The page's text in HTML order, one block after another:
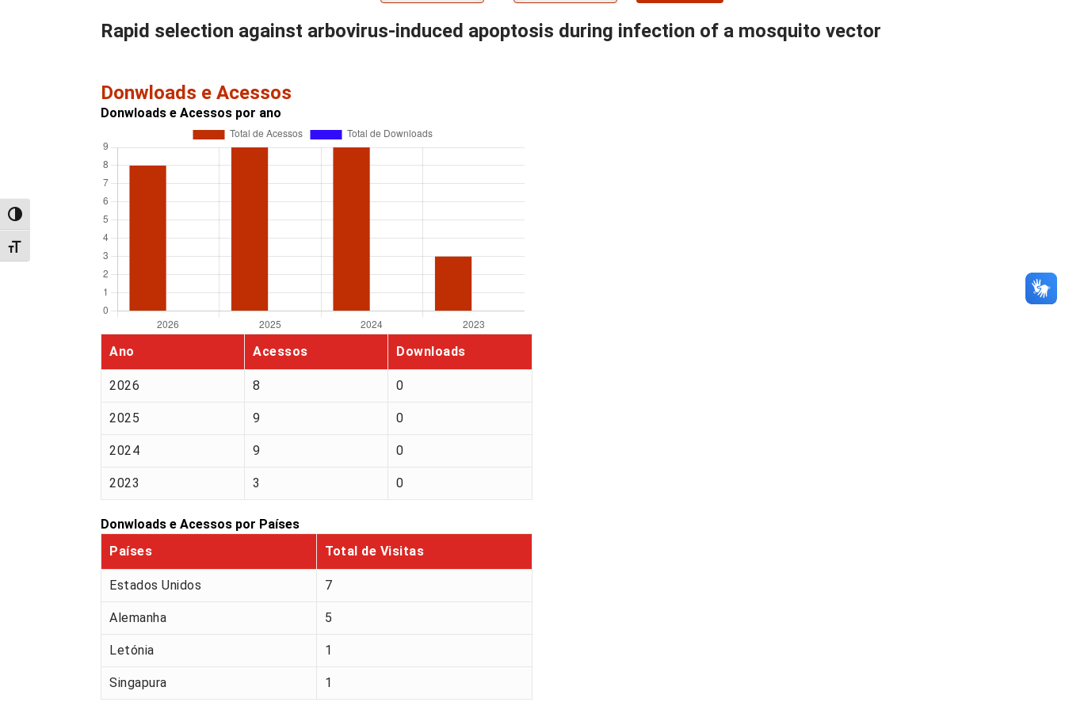
Alternar alto contraste
Alternar tamanho da fonte
Rapid selection against arbovirus-induced apoptosis during infection of a mosquito vector
Donwloads e Acessos
Donwloads e Acessos por ano
Ano Acessos Downloads
2026 8 0
2025 9 0
2024 9 0
2023 3 0
Donwloads e Acessos por Países
Países
Total de Visitas
Estados Unidos 7
Alemanha 5
Letónia 1
Singapura 1